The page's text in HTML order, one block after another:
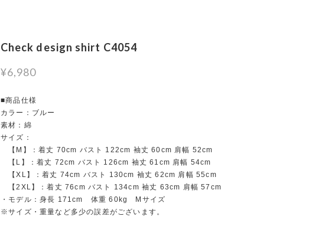
Check design shirt C4054
¥6,980
■商品仕様
カラー：ブルー
素材：綿
サイズ：
【M】：着丈 70cm バスト 122cm 袖丈 60cm 肩幅 52cm
【L】：着丈 72cm バスト 126cm 袖丈 61cm 肩幅 54cm
【XL】：着丈 74cm バスト 130cm 袖丈 62cm 肩幅 55cm
【2XL】：着丈 76cm バスト 134cm 袖丈 63cm 肩幅 57cm
・モデル：身長 171cm 体重 60kg Mサイズ
※サイズ・重量など多少の誤差がございます。